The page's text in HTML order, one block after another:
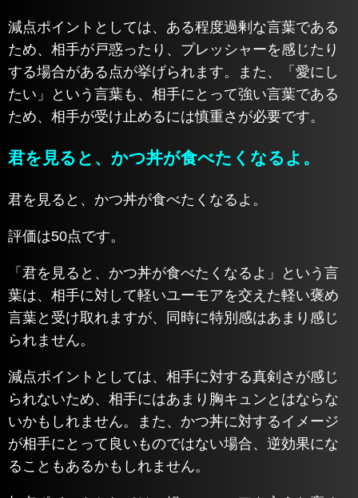
減点ポイントとしては、ある程度過剰な言葉である
ため、相手が戸惑ったり、プレッシャーを感じたり
する場合がある点が挙げられます。また、「愛にし
たい」という言葉も、相手にとって強い言葉である
ため、相手が受け止めるには慎重さが必要です。
君を見ると、かつ丼が食べたくなるよ。
君を見ると、かつ丼が食べたくなるよ。
評価は50点です。
「君を見ると、かつ丼が食べたくなるよ」という言
葉は、相手に対して軽いユーモアを交えた軽い褒め
言葉と受け取れますが、同時に特別感はあまり感じ
られません。
減点ポイントとしては、相手に対する真剣さが感じ
られないため、相手にはあまり胸キュンとはならな
いかもしれません。また、かつ丼に対するイメージ
が相手にとって良いものではない場合、逆効果にな
ることもあるかもしれません。